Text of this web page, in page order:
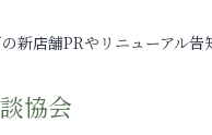
新店舗PRやリニューアル
協会